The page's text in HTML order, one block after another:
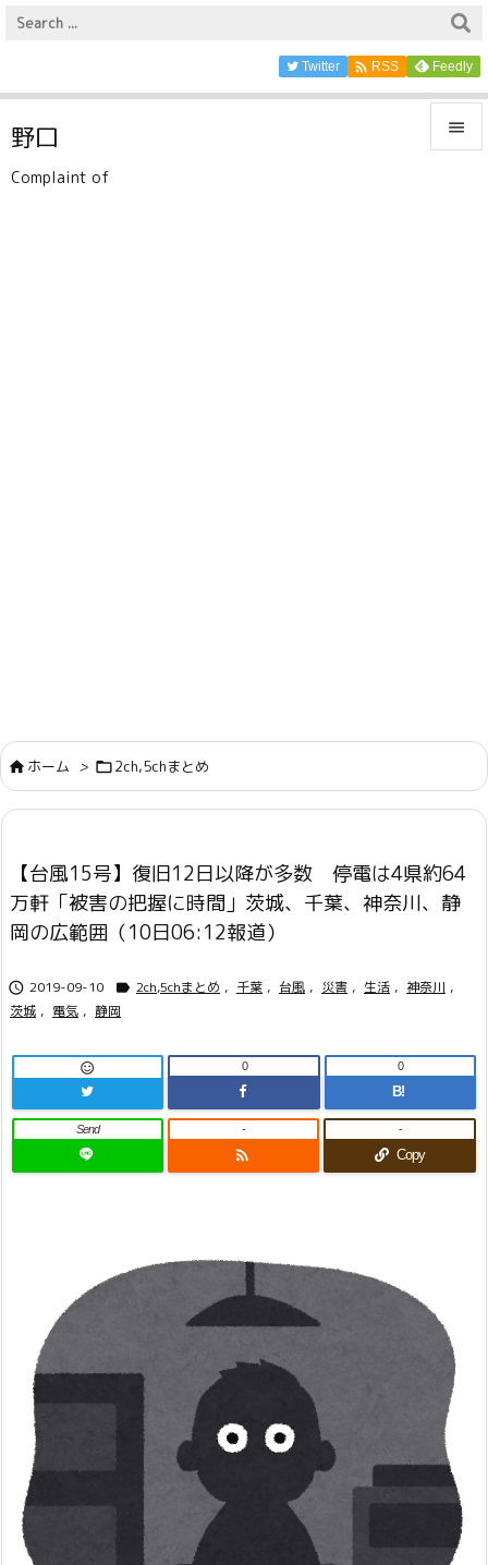

Twitter  RSS Feedly
野口
Complaint of
ホーム > 2ch,5chまとめ
【台風15号】復旧12日以降が多数 停電は4県約64
万軒「被害の把握に時間」茨城、千葉、神奈川、静
岡の広範囲（10日06:12報道）
 2019-09-10  2ch,5chまとめ , 千葉 , 台風 , 災害 , 生活 , 神奈川 ,
茨城 , 電気 , 静岡
 0
B!
0
Send

-
Copy
-